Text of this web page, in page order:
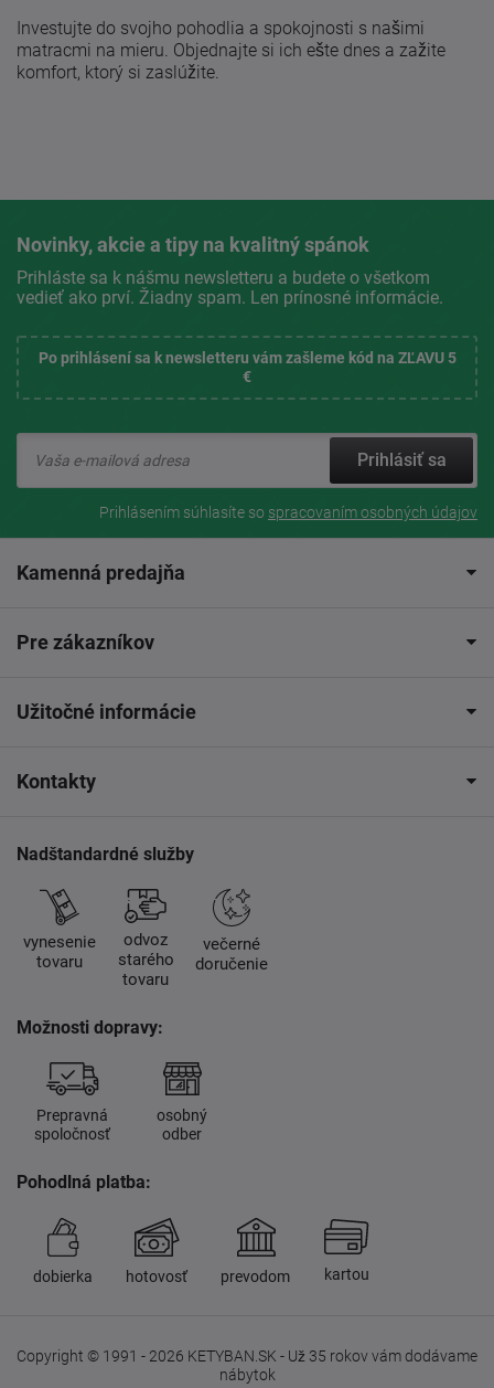
Investujte do svojho pohodlia a spokojnosti s našimi
matracmi na mieru. Objednajte si ich ešte dnes a zažite
komfort, ktorý si zaslúžite.
Novinky, akcie a tipy na kvalitný spánok
Prihláste sa k nášmu newsletteru a budete o všetkom
vedieť ako prví. Žiadny spam. Len prínosné informácie.
Po prihlásení sa k newsletteru vám zašleme kód na ZĽAVU 5
€
Prihlásiť sa
Prihlásením súhlasíte so spracovaním osobných údajov
Kamenná predajňa
Pre zákazníkov
Užitočné informácie
Kontakty
Nadštandardné služby
vynesenie
tovaru
odvoz
starého
tovaru
večerné
doručenie
Možnosti dopravy:
Prepravná
spoločnosť
osobný
odber
Pohodlná platba:
dobierka hotovosť prevodom kartou
Copyright © 1991 - 2026 KETYBAN.SK - Už 35 rokov vám dodávame
nábytok